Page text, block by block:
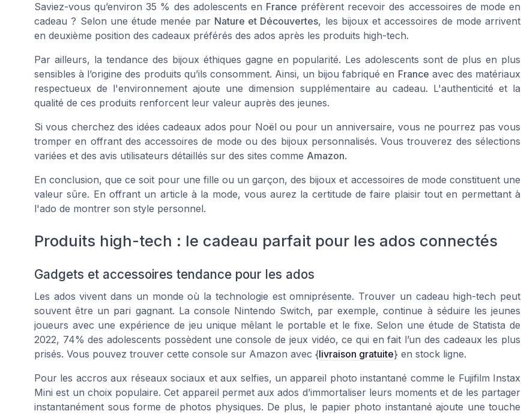
Saviez-vous qu’environ 35 % des adolescents en France préfèrent recevoir des accessoires de mode en
cadeau ? Selon une étude menée par Nature et Découvertes, les bijoux et accessoires de mode arrivent
en deuxième position des cadeaux préférés des ados après les produits high-tech.
Par ailleurs, la tendance des bijoux éthiques gagne en popularité. Les adolescents sont de plus en plus
sensibles à l’origine des produits qu’ils consomment. Ainsi, un bijou fabriqué en France avec des matériaux
respectueux de l'environnement ajoute une dimension supplémentaire au cadeau. L'authenticité et la
qualité de ces produits renforcent leur valeur auprès des jeunes.
Si vous cherchez des idéescadeaux ados pour Noël ou pour un anniversaire, vous ne pourrez pas vous
tromper en offrant des accessoires de mode ou des bijoux personnalisés. Vous trouverez des sélections
variées et des avis utilisateurs détaillés sur des sites comme Amazon.
En conclusion, que ce soit pour une fille ou ungarçon, des bijoux et accessoires de mode constituent une
valeur sûre. En offrant un article à la mode, vous aurez la certitude de faire plaisir tout en permettant à
l'ado de montrer son style personnel.
Produits high-tech : le cadeau parfait pour les ados connectés
Gadgets et accessoires tendance pour les ados
Les ados vivent dans un monde où la technologie est omniprésente. Trouver un cadeau high-tech peut
souvent être un pari gagnant. La console Nintendo Switch, par exemple, continue à séduire les jeunes
joueurs avec une expérience de jeu unique mêlant le portable et le fixe. Selon une étude de Statista de
2022, 74% des adolescents possèdent une console de jeux vidéo, ce qui en fait l’un des cadeaux les plus
prisés. Vous pouvez trouver cette console sur Amazon avec {livraison gratuite} en stock ligne.
Pour les accros aux réseaux sociaux et aux selfies, un appareil photo instantané comme le Fujifilm Instax
Mini est un choix populaire. Cet appareil permet aux ados d’immortaliser leurs moments et de les partager
instantanément sous forme de photos physiques. De plus, le papier photo instantané ajoute une touche